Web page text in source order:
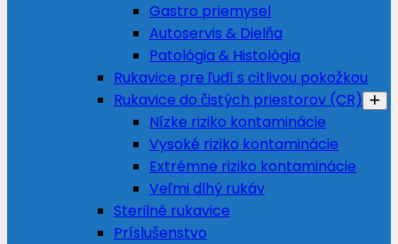
Gastro priemysel
Autoservis & Dielňa
Patológia & Histológia
Rukavice pre ľudí s citlivou pokožkou
Rukavice do čistých priestorov (CR)
Nízke riziko kontaminácie
Vysoké riziko kontaminácie
Extrémne riziko kontaminácie
Veľmi dlhý rukáv
Sterilné rukavice
Príslušenstvo